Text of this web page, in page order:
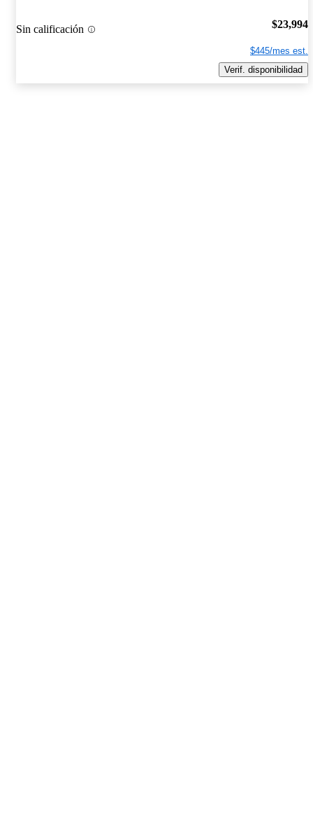
Sin calificación $23,994
$445/mes est.
Verif. disponibilidad